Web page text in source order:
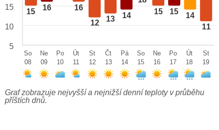
15 16 16
12 13 14 15 15 14
11
15
10
5
So
08
Ne
09
Po
10
Út
11
St
12
Čt
13
Pá
14
So
15
Ne
16
Po
17
Út
18
St
19
Graf zobrazuje nejvyšší a nejnižší denní teploty v průběhu
příštích dnů.